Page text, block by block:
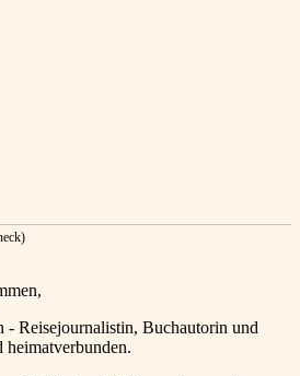
Reisejournalistin, Buchautorin und